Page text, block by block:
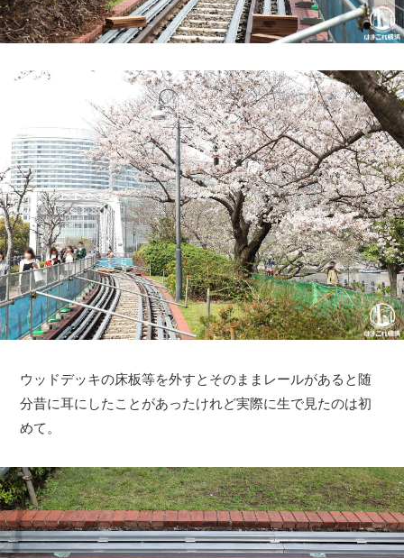
ウッドデッキの床板等を外すとそのままレールがあると随
分昔に耳にしたことがあったけれど実際に生で見たのは初
めて。